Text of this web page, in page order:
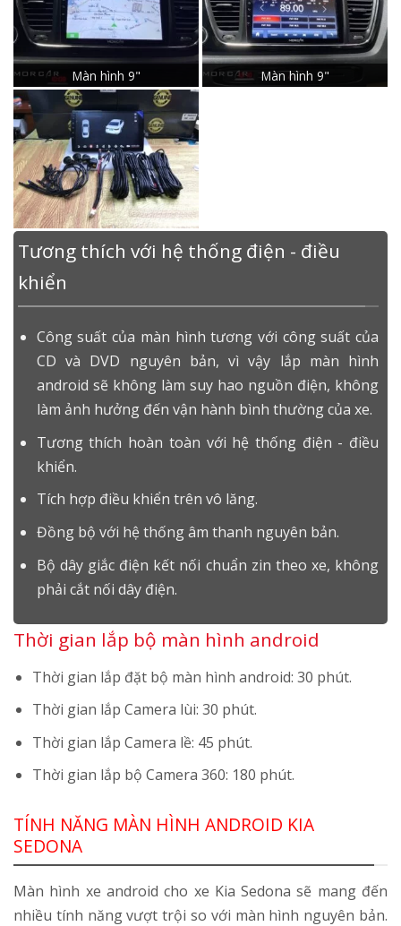
Màn hình 9" Màn hình 9"
Tương thích với hệ thống điện - điều
khiển
Công suất của màn hình tương với công suất của
CD và DVD nguyên bản, vì vậy lắp màn hình
android sẽ không làm suy hao nguồn điện, không
làm ảnh hưởng đến vận hành bình thường của xe.
Tương thích hoàn toàn với hệ thống điện - điều
khiển.
Tích hợp điều khiển trên vô lăng.
Đồng bộ với hệ thống âm thanh nguyên bản.
Bộ dây giắc điện kết nối chuẩn zin theo xe, không
phải cắt nối dây điện.
Thời gian lắp bộ màn hình android
Thời gian lắp đặt bộ màn hình android: 30 phút.
Thời gian lắp Camera lùi: 30 phút.
Thời gian lắp Camera lề: 45 phút.
Thời gian lắp bộ Camera 360: 180 phút.
TÍNH NĂNG MÀN HÌNH ANDROID KIA
SEDONA
Màn hình xe android cho xe Kia Sedona sẽ mang đến
nhiều tính năng vượt trội so với màn hình nguyên bản.